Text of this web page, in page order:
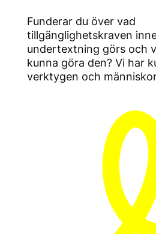
Funderar du över vad
tillgänglighetskraven
undertextning görs och
kunna göra den? Vi har
verktygen och